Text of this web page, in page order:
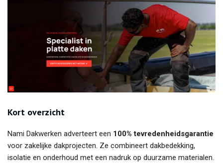
Kort overzicht
Nami Dakwerken adverteert een 100% tevredenheidsgarantie
voor zakelijke dakprojecten. Ze combineert dakbedekking,
isolatie en onderhoud met een nadruk op duurzame materialen.